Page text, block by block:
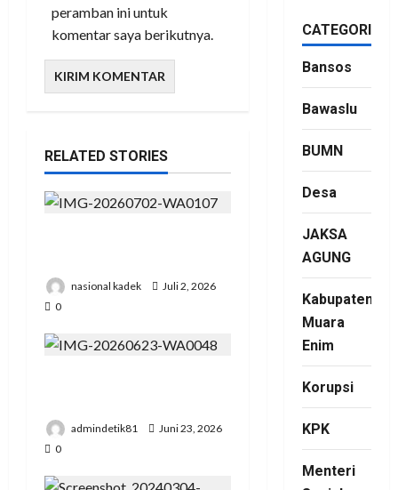
peramban ini untuk
komentar saya berikutnya.
RELATED STORIES
nasional kadek
Juli 2, 2026
0
admindetik81
Juni 23, 2026
0
CATEGORIES
Bansos
Bawaslu
BUMN
Desa
JAKSA
AGUNG
Kabupaten
Muara
Enim
Korupsi
KPK
Menteri